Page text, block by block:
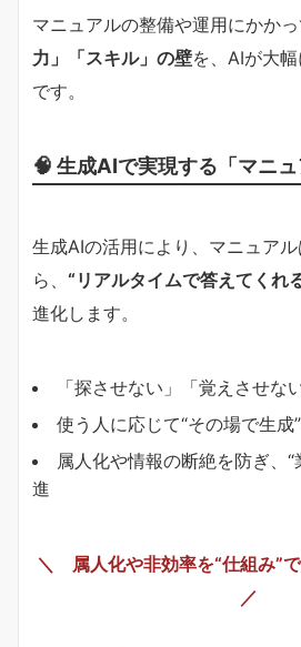
マニュアルの整備や運用にかか
力」「スキル」の壁を、AIが大
です。
🧠 生成AIで実現する「マニュ
生成AIの活用により、マニュア
ら、 “リアルタイムで答えてくれ
進化します。
「探させない」「覚えさせない
使う人に応じて“その場で生成
属人化や情報の断絶を防ぎ、“
進
＼ 属人化や非効率を“仕組み”
／